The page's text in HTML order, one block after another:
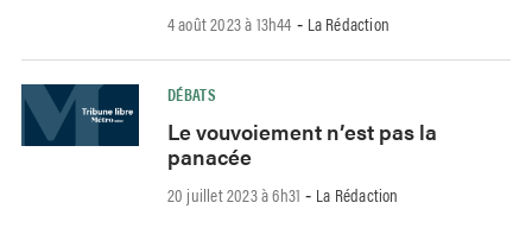
4 août 2023 à 13h44 - La Rédaction
DÉBATS
Le vouvoiement n’est pas la
panacée
20 juillet 2023 à 6h31 - La Rédaction